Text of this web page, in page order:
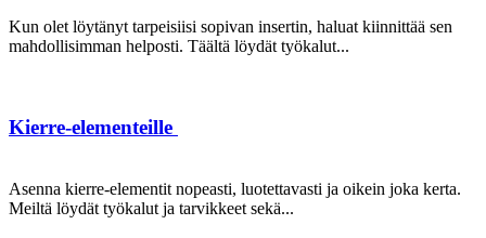
Kun olet löytänyt tarpeisiisi sopivan insertin, haluat kiinnittää sen
mahdollisimman helposti. Täältä löydät työkalut...
Kierre-elementeille
Asenna kierre-elementit nopeasti, luotettavasti ja oikein joka kerta.
Meiltä löydät työkalut ja tarvikkeet sekä...